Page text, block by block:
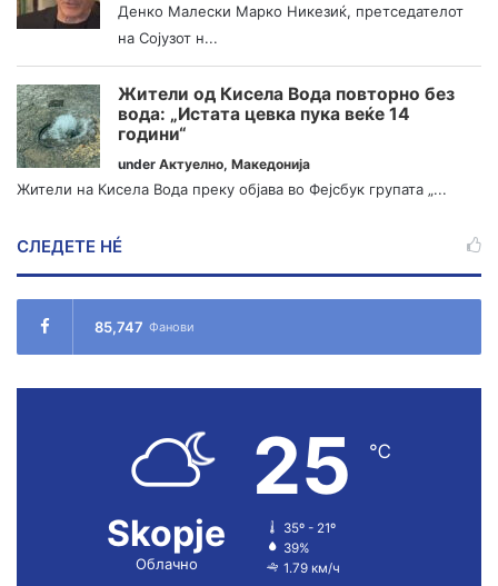
Денко Малески Марко Никезиќ, претседателот
на Сојузот н...
Жители од Кисела Вода повторно без
вода: „Истата цевка пука веќе 14
години“
under Актуелно, Македонија
Жители на Кисела Вода преку објава во Фејсбук групата „...
СЛЕДЕТЕ НÉ
85,747 Фанови
Skopje
Облачно
25 ℃
35º - 21º
39%
1.79 км/ч